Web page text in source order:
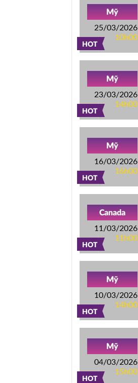
HOT
Mỹ
25/03/2026
10h00
HOT
Mỹ
23/03/2026
14h00
HOT
Mỹ
16/03/2026
16h00
HOT
Canada
11/03/2026
11h00
HOT
Mỹ
10/03/2026
14h00
HOT
Mỹ
04/03/2026
15h00